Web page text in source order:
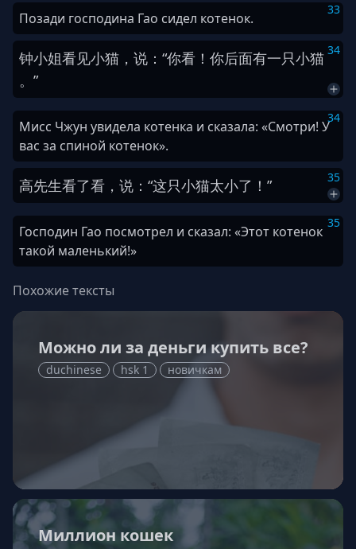
33
Позади господина Гао сидел котенок.
34
钟小姐看见小猫 ， 说 ： “你看 ！ 你后面有一只小猫
。 ”
34
Мисс Чжун увидела котенка и сказала: «Смотри! У
вас за спиной котенок».
35
高先生看了看 ， 说 ： “这只小猫太小了 ！ ”
35
Господин Гао посмотрел и сказал: «Этот котенок
такой маленький!»
Похожие тексты
Можно ли за деньги купить все?
duchinese hsk 1 новичкам
Миллион кошек